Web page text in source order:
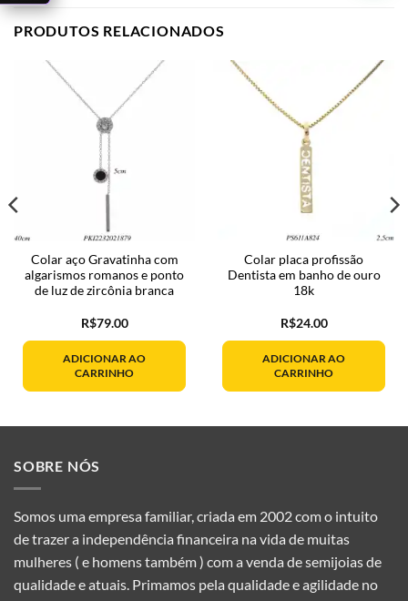
PRODUTOS RELACIONADOS
Colar aço Gravatinha com
algarismos romanos e ponto
de luz de zircônia branca
R$79.00
ADICIONAR AO
CARRINHO
Colar placa profissão
Dentista em banho de ouro
18k
R$24.00
ADICIONAR AO
CARRINHO
SOBRE NÓS
Somos uma empresa familiar, criada em 2002 com o intuito
de trazer a independência financeira na vida de muitas
mulheres ( e homens também ) com a venda de semijoias de
qualidade e atuais. Primamos pela qualidade e agilidade no